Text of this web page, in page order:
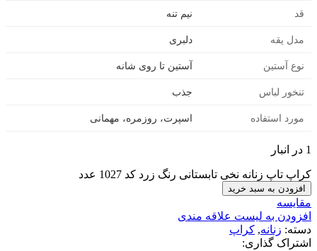
قد نیم تنه
مدل یقه دلبری
نوع آستین آستین تا روی شانه
تنخور لباس جذب
مورد استفاده اسپرت، روزمره، مهمانی
1 در انبار
کراپ تاپ زنانه نخی تابستانی رنگ زرد کد 1027 عدد
افزودن به سبد خرید
مقایسه
افزودن به لیست علاقه مندی
دسته: زنانه, کراپ
اشتراک گذاری: